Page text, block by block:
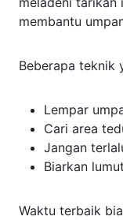
membantu
Beberapa teknik
Lempar
Cari area
Jangan
Biarkan
Waktu terbaik